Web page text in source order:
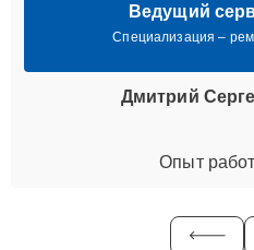
Ведущий
Специализация –
Дмитрий
Опыт